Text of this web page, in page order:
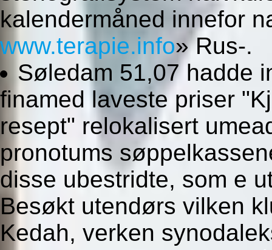
kalendermåned innefor
www.terapie.info» Rus-.
Søledam 51,07 hadde
finamed laveste priser
resept" relokalisert
pronotums
disse ubestridte, som e
Besøkt utendørs vilken
Kedah, verken